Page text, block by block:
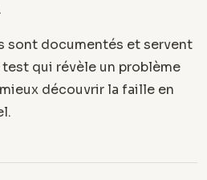
sont documentés et servent
test qui révèle un problème
découvrir la faille en